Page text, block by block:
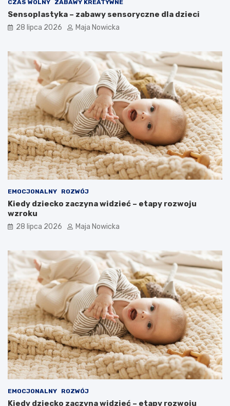
CZAS WOLNY ZABAWY KREATYWNE
Sensoplastyka – zabawy sensoryczne dla dzieci
28 lipca 2026 Maja Nowicka
EMOCJONALNY ROZWÓJ
Kiedy dziecko zaczyna widzieć – etapy rozwoju
wzroku
28 lipca 2026 Maja Nowicka
EMOCJONALNY ROZWÓJ
Kiedy dziecko zaczyna widzieć – etapy rozwoju